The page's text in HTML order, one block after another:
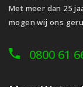
Met meer dan 25
mogen wij ons
0800 61